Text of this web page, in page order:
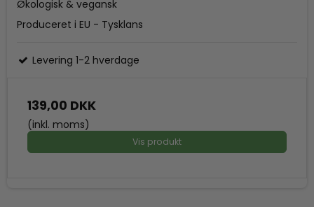
Økologisk & vegansk
Produceret i EU - Tysklans
Levering 1-2 hverdage
139,00 DKK
(inkl. moms)
Vis produkt